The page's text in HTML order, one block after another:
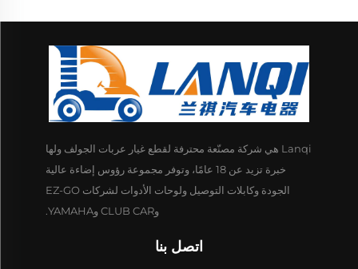
Lanqi هي شركة مصنّعة محترفة لقطع غيار عربات الجولف ولها
خبرة تزيد عن 18 عامًا، وتوفر مجموعة رؤوس إضاءة عالية
الجودة وكابلات التوصيل ولوحات الأدوات لشركات EZ-GO
وCLUB CAR وYAMAHA.
اتصل بنا